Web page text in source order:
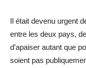
Il était devenu urgent
entre les deux pays,
d’apaiser autant que
soient pas